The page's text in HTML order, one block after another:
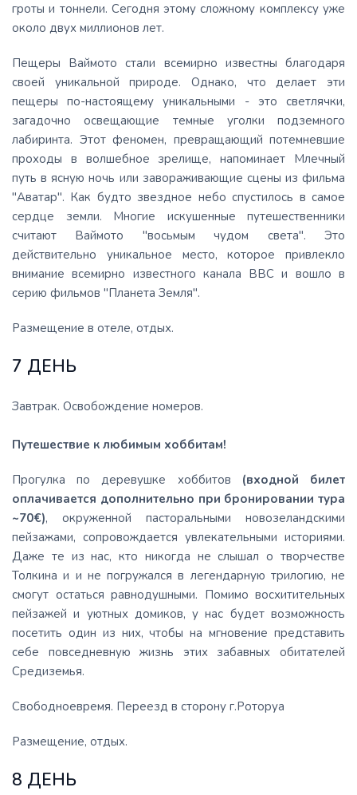
гроты и тоннели. Сегодня этому сложному комплексу уже
около двух миллионов лет.
Пещеры Ваймото стали всемирно известны благодаря
своей уникальной природе. Однако, что делает эти
пещеры по-настоящему уникальными - это светлячки,
загадочно освещающие темные уголки подземного
лабиринта. Этот феномен, превращающий потемневшие
проходы в волшебное зрелище, напоминает Млечный
путь в ясную ночь или завораживающие сцены из фильма
"Аватар". Как будто звездное небо спустилось в самое
сердце земли. Многие искушенные путешественники
считают Ваймото "восьмым чудом света". Это
действительно уникальное место, которое привлекло
внимание всемирно известного канала ВВС и вошло в
серию фильмов "Планета Земля".
Размещение в отеле, отдых.
7 ДЕНЬ
Завтрак. Освобождение номеров.
Путешествие к любимым хоббитам!
Прогулка по деревушке хоббитов (входной билет
оплачивается дополнительно при бронировании тура
~70€), окруженной пасторальными новозеландскими
пейзажами, сопровождается увлекательными историями.
Даже те из нас, кто никогда не слышал о творчестве
Толкина и и не погружался в легендарную трилогию, не
смогут остаться равнодушными. Помимо восхитительных
пейзажей и уютных домиков, у нас будет возможность
посетить один из них, чтобы на мгновение представить
себе повседневную жизнь этих забавных обитателей
Средиземья.
Свободноевремя. Переезд в сторону г.Роторуа
Размещение, отдых.
8 ДЕНЬ